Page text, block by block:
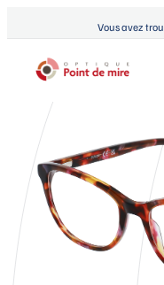
au
Vous avez
Optique Point de Mire
Lunettes de vue et
ACCUEIL